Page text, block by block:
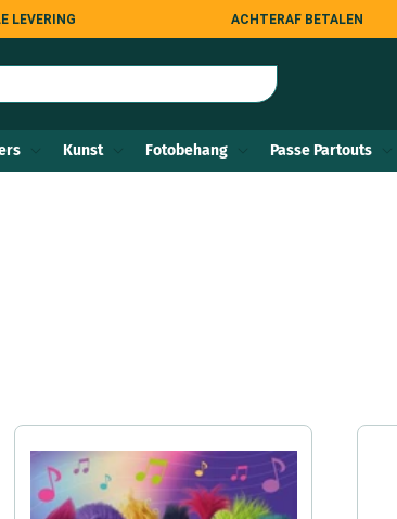
LEVERING ACHTERAF BETALEN
Kunst Fotobehang Passe Partouts